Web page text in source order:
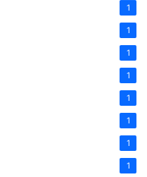
1
1
1
1
1
1
1
1